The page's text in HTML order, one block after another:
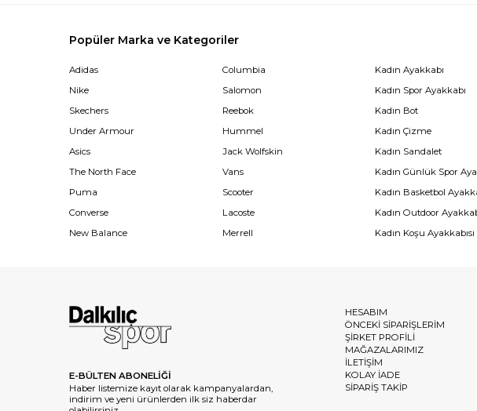
Popüler Marka ve Kategoriler
Adidas
Nike
Skechers
Under Armour
Asics
The North Face
Puma
Converse
New Balance
Columbia
Salomon
Reebok
Hummel
Jack Wolfskin
Vans
Scooter
Lacoste
Merrell
Kadın Ayakkabı
Kadın Spor Ayakkabı
Kadın Bot
Kadın Çizme
Kadın Sandalet
Kadın Günlük Spor
Kadın Basketbol
Kadın Outdoor
Kadın Koşu Ayakkabısı
E-BÜLTEN ABONELİĞİ
Haber listemize kayıt olarak kampanyalardan,
indirim ve yeni ürünlerden ilk siz haberdar
HESABIM
ÖNCEKİ SİPARİŞLERİM
ŞİRKET PROFİLİ
MAĞAZALARIMIZ
İLETİŞİM
KOLAY İADE
SİPARİŞ TAKİP